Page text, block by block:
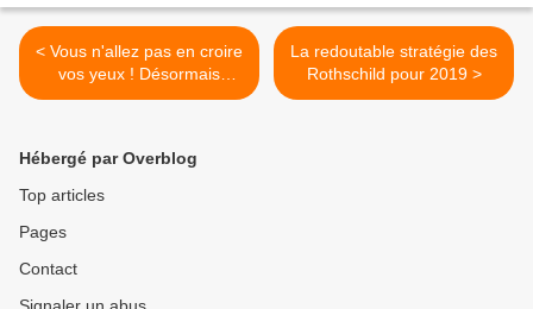
< Vous n'allez pas en croire
vos yeux ! Désormais
Céline Dion fait
nouvel ordre mondial !
La redoutable stratégie des
Rothschild pour 2019 >
Hébergé par Overblog
Top articles
Pages
Contact